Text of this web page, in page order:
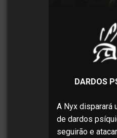
DARDOS
A Nyx disparará
de dardos
seguirão e